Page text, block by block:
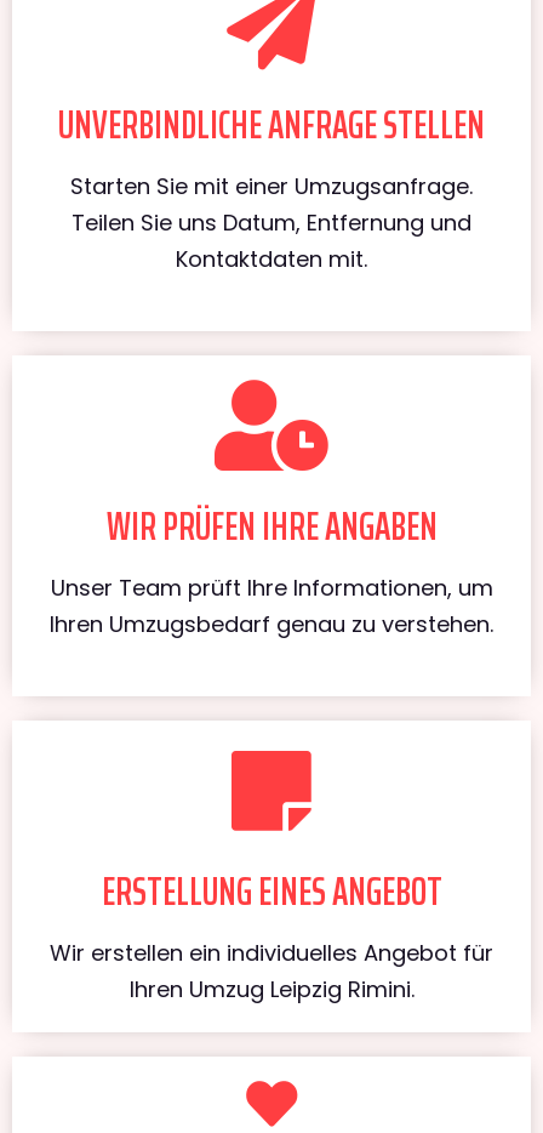
UNVERBINDLICHE ANFRAGE STELLEN
Starten Sie mit einer Umzugsanfrage.
Teilen Sie uns Datum, Entfernung und
Kontaktdaten mit.
WIR PRÜFEN IHRE ANGABEN
Unser Team prüft Ihre Informationen, um
Ihren Umzugsbedarf genau zu verstehen.
ERSTELLUNG EINES ANGEBOT
Wir erstellen ein individuelles Angebot für
Ihren Umzug Leipzig Rimini.